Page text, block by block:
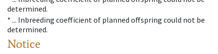
determined.
* ... Inbreeding coefficient of planned offspring could not be
determined.
Notice